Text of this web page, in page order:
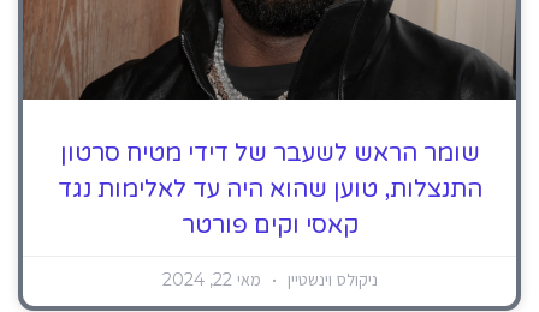
שומר הראש לשעבר של דידי מטיח סרטון
התנצלות, טוען שהוא היה עד לאלימות נגד
קאסי וקים פורטר
ניקולס וינשטיין מאי 22, 2024